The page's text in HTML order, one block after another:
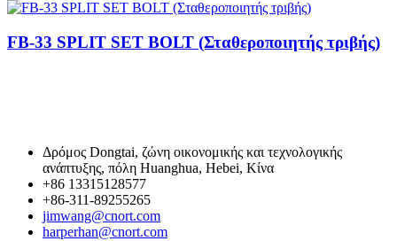
FB-33 SPLIT SET BOLT (Σταθεροποιητής τριβής)
Δρόμος Dongtai, ζώνη οικονομικής και τεχνολογικής
ανάπτυξης, πόλη Huanghua, Hebei, Κίνα
+86 13315128577
+86-311-89255265
jimwang@cnort.com
harperhan@cnort.com